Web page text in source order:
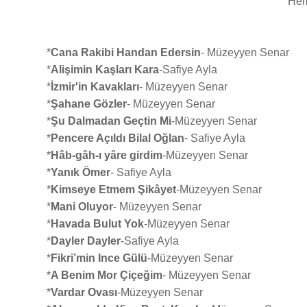
*Cana Rakibi Handan Edersin- Müzeyyen Senar
*Alişimin Kaşları Kara-Safiye Ayla
* İzmir'in Kavakları- Müzeyyen Senar
*Şahane Gözler- Müzeyyen Senar
*Şu Dalmadan Geçtin Mi-Müzeyyen Senar
*Pencere Açıldı Bilal Oğlan- Safiye Ayla
*Hâb-gâh-ı yâre girdim-Müzeyyen Senar
*Yanık Ömer- Safiye Ayla
*Kimseye Etmem Şikâyet-Müzeyyen Senar
*Mani Oluyor- Müzeyyen Senar
*Havada Bulut Yok-Müzeyyen Senar
*Dayler Dayler-Safiye Ayla
*Fikri’min Ince Gülü-Müzeyyen Senar
*A Benim Mor Çiçeğim- Müzeyyen Senar
*Vardar Ovası-Müzeyyen Senar